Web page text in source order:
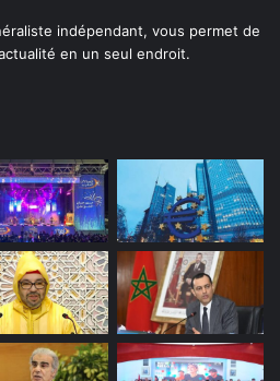
indépendant, vous permet de
en un seul endroit.